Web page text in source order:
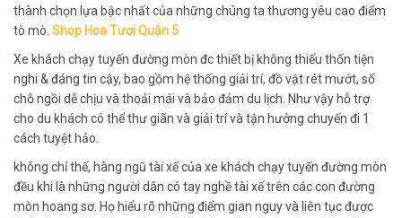
thành chọn lựa bậc nhất của những chúng ta thương yêu cao điểm
tò mò. Shop Hoa Tươi Quận 5
Xe khách chạy tuyến đường mòn đc thiết bị không thiếu thốn tiện
nghi & đáng tin cậy, bao gồm hệ thống giải trí, đồ vật rét mướt, số
chỗ ngồi dễ chịu và thoải mái và bảo đảm du lịch. Như vậy hỗ trợ
cho du khách có thể thư giãn và giải trí và tận hưởng chuyến đi 1
cách tuyệt hảo.
không chỉ thế, hàng ngũ tài xế của xe khách chạy tuyến đường mòn
đều khi là những người dân có tay nghề tài xế trên các con đường
mòn hoang sơ. Họ hiểu rõ những điểm gian nguy và liên tục được